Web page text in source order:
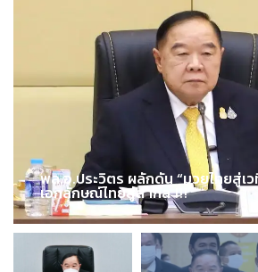
พล.อ.ประวิตร ผลักดัน “มวยไทยสู่เ
เอกลักษณ์ไทยสู่สากล !!!